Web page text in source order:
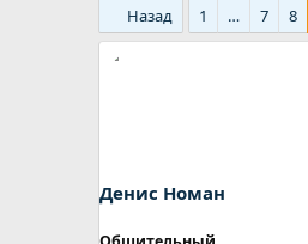
о
р
а
Назад 1 … 7 8
Денис Номан